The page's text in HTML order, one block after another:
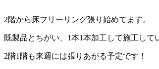
2階から床フリーリング張り始めてます。
既製品とちがい、1本1本加工して施工して
2階1階も来週には張りあがる予定です！